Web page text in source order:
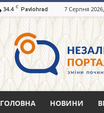
34.4 C Pavlohrad 7 Серпня
портал
ГОЛОВНА НОВИНИ